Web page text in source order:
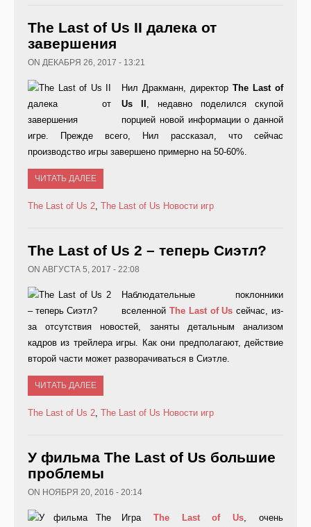
The Last of Us II далека от
завершения
ON ДЕКАБРЯ 26, 2017 - 13:21
Нил Дракманн, директор The Last of
Us
, недавно поделился скупой
порцией новой информации о данной
игре. Прежде всего, Нил рассказал, что сейчас
производство игры завершено примерно на 50-60%.
ЧИТАТЬ ДАЛЕЕ
The Last of Us 2, The Last of Us Новости игр
The Last of Us 2 – теперь Сиэтл?
ON АВГУСТА 5, 2017 - 22:08
Наблюдательные поклонники
вселенной The Last ofUsсейчас, из-
за отсутствия новостей, заняты детальным анализом
кадров из трейлера игры. Как они предполагают, действие
второй части может разворачиваться в Сиэтле.
ЧИТАТЬ ДАЛЕЕ
The Last of Us 2, The Last of Us Новости игр
У фильма The Last of Us большие
проблемы
ON НОЯБРЯ 20, 2016 - 20:14
Игра The Last of Us, очень